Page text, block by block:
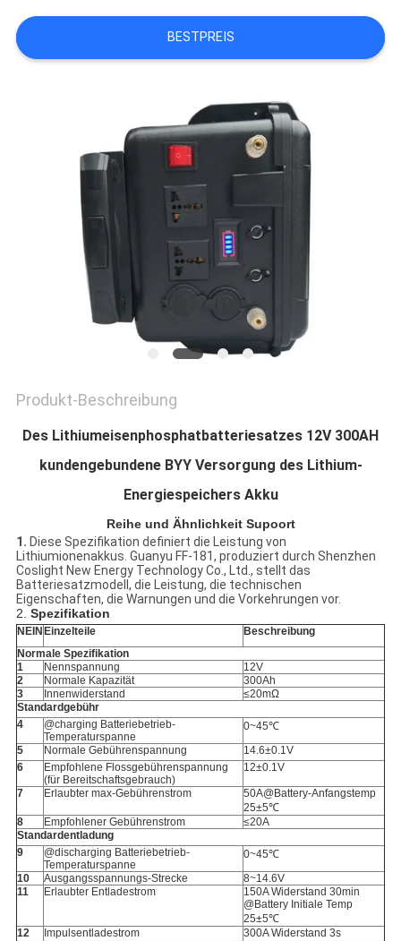
SITEMAP
BESTPREIS
Produkt-Beschreibung
Des Lithiumeisenphosphatbatteriesatzes 12V 300AH
kundengebundene BYY Versorgung des Lithium-
Energiespeichers Akku
Reihe und Ähnlichkeit Supoort
1. Diese Spezifikation definiert die Leistung von
Lithiumionenakkus. Guanyu FF-181, produziert durch Shenzhen
Coslight New Energy Technology Co., Ltd., stellt das
Batteriesatzmodell, die Leistung, die technischen
Eigenschaften, die Warnungen und die Vorkehrungen vor.
2. Spezifikation
NEIN Einzelteile
Beschreibung
Normale Spezifikation
1
Nennspannung
12V
2
Normale Kapazität
300Ah
3
Innenwiderstand
≤20mΩ
Standardgebühr
4
@charging Batteriebetrieb-
Temperaturspanne
0~45℃
5
Normale Gebührenspannung
14.6±0.1V
6
Empfohlene Flossgebührenspannung
(für Bereitschaftsgebrauch)
12±0.1V
7 Erlaubter max-Gebührenstrom
50A@Battery-Anfangstemp
25±5℃
8
Empfohlener Gebührenstrom
≤20A
Standardentladung
9
@discharging Batteriebetrieb-
Temperaturspanne
0~45℃
10
Ausgangsspannungs-Strecke
8~14.6V
11
Erlaubter Entladestrom
150A Widerstand 30min
@Battery Initiale Temp
25±5℃
12
Impulsentladestrom
300A Widerstand 3s